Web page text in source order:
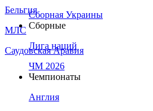
Бельгия
МЛС
Саудовская Аравия
Сборная Украины
Сборные
Лига наций
ЧМ 2026
Чемпионаты
Англия